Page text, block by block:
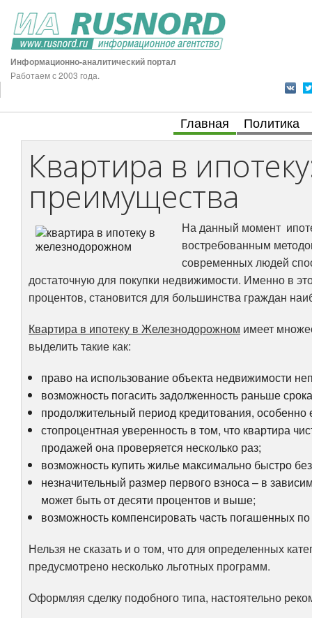
Информационно-аналитический портал
Работаем с 2003 года.
Главная Политика
Квартира в
преимущества
На данный момент
востребованным
современных людей
достаточную для покупки недвижимости. Именно в
процентов, становится для большинства граждан
Квартира в ипотеку в Железнодорожном имеет
выделить такие как:
право на использование объекта недвижимости
возможность погасить задолженность раньше
продолжительный период кредитования,
стопроцентная уверенность в том, что квартира
продажей она проверяется несколько раз;
возможность купить жилье максимально быстро
незначительный размер первого взноса – в
может быть от десяти процентов и выше;
возможность компенсировать часть погашенных
Нельзя не сказать и о том, что для определенных
предусмотрено несколько льготных программ.
Оформляя сделку подобного типа, настоятельно